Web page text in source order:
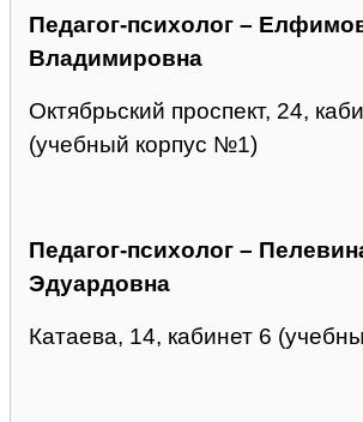
Педагог-психолог –
Владимировна
Октябрьский проспект, 24,
(учебный корпус №1)
Педагог-психолог –
Эдуардовна
Катаева, 14, кабинет 6